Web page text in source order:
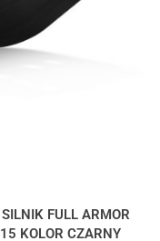
FULL ARMOR
KOLOR CZARNY